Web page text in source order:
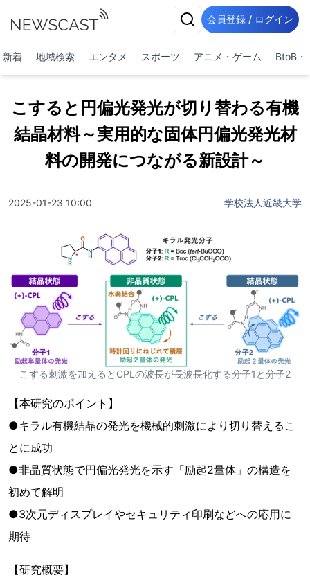
会員登録 / ログイン
新着 地域検索 エンタメ スポーツ アニメ・ゲーム BtoB・
こすると円偏光発光が切り替わる有機
結晶材料～実用的な固体円偏光発光材
料の開発につながる新設計～
2025-01-23 10:00 学校法人近畿大学
こする刺激を加えるとCPLの波長が長波長化する分子1と分子2
【本研究のポイント】
●キラル有機結晶の発光を機械的刺激により切り替えるこ
とに成功
●非晶質状態で円偏光発光を示す「励起2量体」の構造を
初めて解明
●3次元ディスプレイやセキュリティ印刷などへの応用に
期待
【研究概要】